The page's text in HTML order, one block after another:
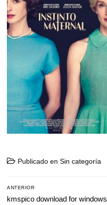
Publicado en Sin categoría
Navegación
de
ANTERIOR
Entrada
kmspico download for windows